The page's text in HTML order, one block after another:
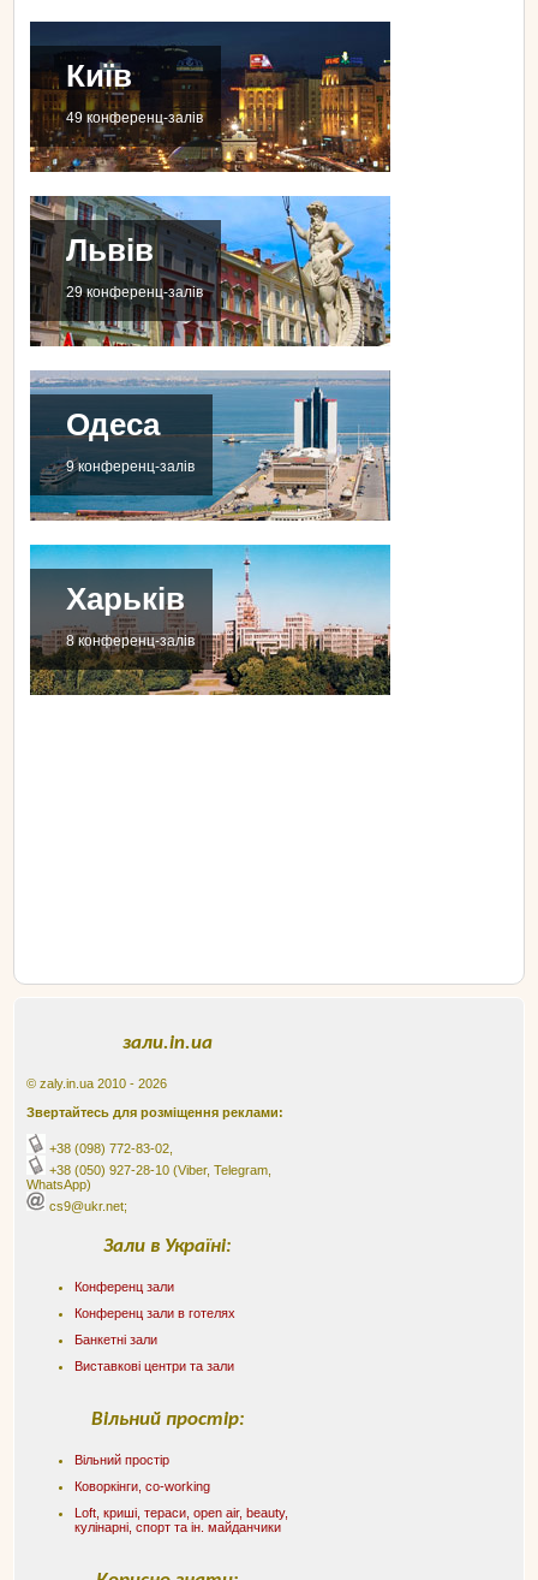
Київ
49 конференц-залів
Львів
29 конференц-залів
Одеса
9 конференц-залів
Харьків
8 конференц-залів
зали.in.ua
© zaly.in.ua 2010 - 2026
Звертайтесь для розміщення реклами:
+38 (098) 772-83-02
+38 (050) 927-28-10 (Viber, Telegram,
WhatsApp)
cs9@ukr.net;
Зали в Україні:
Конференц зали
Конференц зали в готелях
Банкетні зали
Виставкові центри та зали
Вільний простір:
Вільний простір
Коворкінги, co-working
Loft, криші, тераси, оpen air, beauty,
кулінарні, спорт та ін. майданчики